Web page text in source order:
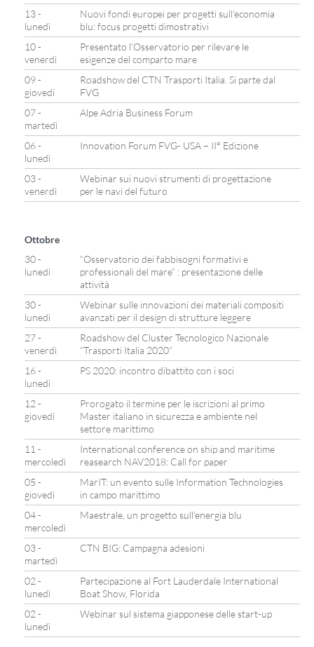
13 -
lunedì
Nuovi fondi europei per progetti sull’economia
blu: focus progetti dimostrativi
10 -
venerdì
Presentato l’Osservatorio per rilevare le
esigenze del comparto mare
09 -
giovedì
Roadshow del CTN Trasporti Italia. Si parte dal
FVG
07 -
martedì
Alpe Adria Business Forum
06 -
lunedì
Innovation Forum FVG- USA – II° Edizione
03 -
venerdì
Webinar sui nuovi strumenti di progettazione
per le navi del futuro
Ottobre
30 -
lunedì
“Osservatorio dei fabbisogni formativi e
professionali del mare” : presentazione delle
attività
30 -
lunedì
Webinar sulle innovazioni dei materiali compositi
avanzati per il design di strutture leggere
27 -
venerdì
Roadshow del Cluster Tecnologico Nazionale
“Trasporti Italia 2020”
16 -
lunedì
PS 2020: incontro dibattito con i soci
12 -
giovedì
Prorogato il termine per le iscrizioni al primo
Master italiano in sicurezza e ambiente nel
settore marittimo
11 -
mercoledì
International conference on ship and maritime
reasearch NAV2018: Call for paper
05 -
giovedì
MarIT: un evento sulle Information Technologies
in campo marittimo
04 -
mercoledì
Maestrale, un progetto sull’energia blu
03 -
martedì
CTN BIG: Campagna adesioni
02 -
lunedì
Partecipazione al Fort Lauderdale International
Boat Show, Florida
02 -
lunedì
Webinar sul sistema giapponese delle start-up